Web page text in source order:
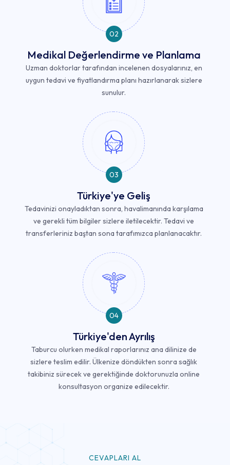
02
Medikal Değerlendirme ve Planlama
Uzman doktorlar tarafından incelenen dosyalarınız, en
uygun tedavi ve fiyatlandırma planı hazırlanarak sizlere
sunulur.
03
Türkiye'ye Geliş
Tedavinizi onayladıktan sonra, havalimanında karşılama
ve gerekli tüm bilgiler sizlere iletilecektir. Tedavi ve
transferleriniz baştan sona tarafımızca planlanacaktır.
04
Türkiye'den Ayrılış
Taburcu olurken medikal raporlarınız ana dilinize de
sizlere teslim edilir. Ülkenize döndükten sonra sağlık
takibiniz sürecek ve gerektiğinde doktorunuzla online
konsultasyon organize edilecektir.
CEVAPLARI AL